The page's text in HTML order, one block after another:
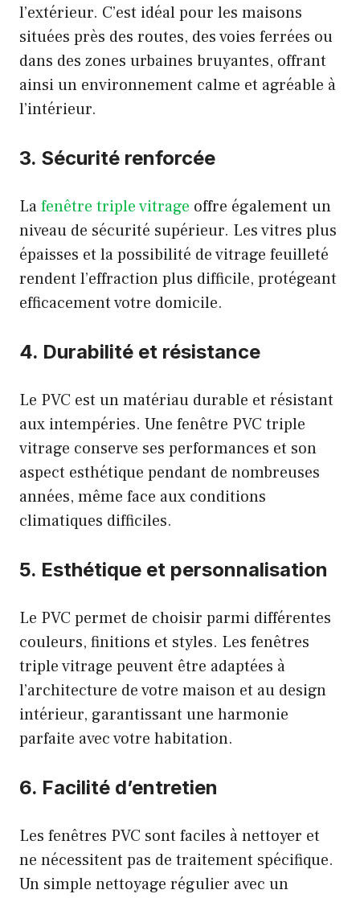
l’extérieur. C’est idéal pour les maisons
situées près des routes, des voies ferrées ou
dans des zones urbaines bruyantes, offrant
ainsi un environnement calme et agréable à
l’intérieur.
3. Sécurité renforcée
Lafenêtre triple vitrage offre également un
niveau de sécurité supérieur. Les vitres plus
épaisses et la possibilité de vitrage feuilleté
rendent l’effraction plus difficile, protégeant
efficacement votre domicile.
4. Durabilité et résistance
Le PVC est un matériau durable et résistant
aux intempéries. Une fenêtre PVC triple
vitrage conserve ses performances et son
aspect esthétique pendant de nombreuses
années, même face aux conditions
climatiques difficiles.
5. Esthétique et personnalisation
Le PVC permet de choisir parmi différentes
couleurs, finitions et styles. Les fenêtres
triple vitrage peuvent être adaptées à
l’architecture de votre maison et au design
intérieur, garantissant une harmonie
parfaite avec votre habitation.
6. Facilité d’entretien
Les fenêtres PVC sont faciles à nettoyer et
ne nécessitent pas de traitement spécifique.
Un simple nettoyage régulier avec un